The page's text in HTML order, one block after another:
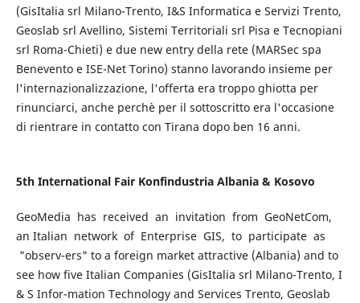
(GisItalia srl Milano-Trento, I&S Informatica e Servizi Trento,
Geoslab srl Avellino, Sistemi Territoriali srl Pisa e Tecnopiani
srl Roma-Chieti) e due new entry della rete (MARSec spa
Benevento e ISE-Net Torino) stanno lavorando insieme per
l'internazionalizzazione, l'offerta era troppo ghiotta per
rinunciarci, anche perchè per il sottoscritto era l'occasione
di rientrare in contatto con Tirana dopo ben 16 anni.
5th International Fair Konfindustria Albania & Kosovo
GeoMedia has received an invitation from GeoNetCom,
an Italian network of Enterprise GIS, to participate as
"observ-ers" to a foreign market attractive (Albania) and to
see how five Italian Companies (GisItalia srl Milano-Trento, I
& S Infor-mation Technology and Services Trento, Geoslab